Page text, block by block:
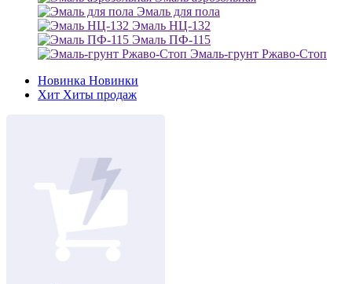
Эмаль для пола
Эмаль НЦ-132
Эмаль ПФ-115
Эмаль-грунт Ржаво-Стоп
Новинка Новинки
Хит Хиты продаж